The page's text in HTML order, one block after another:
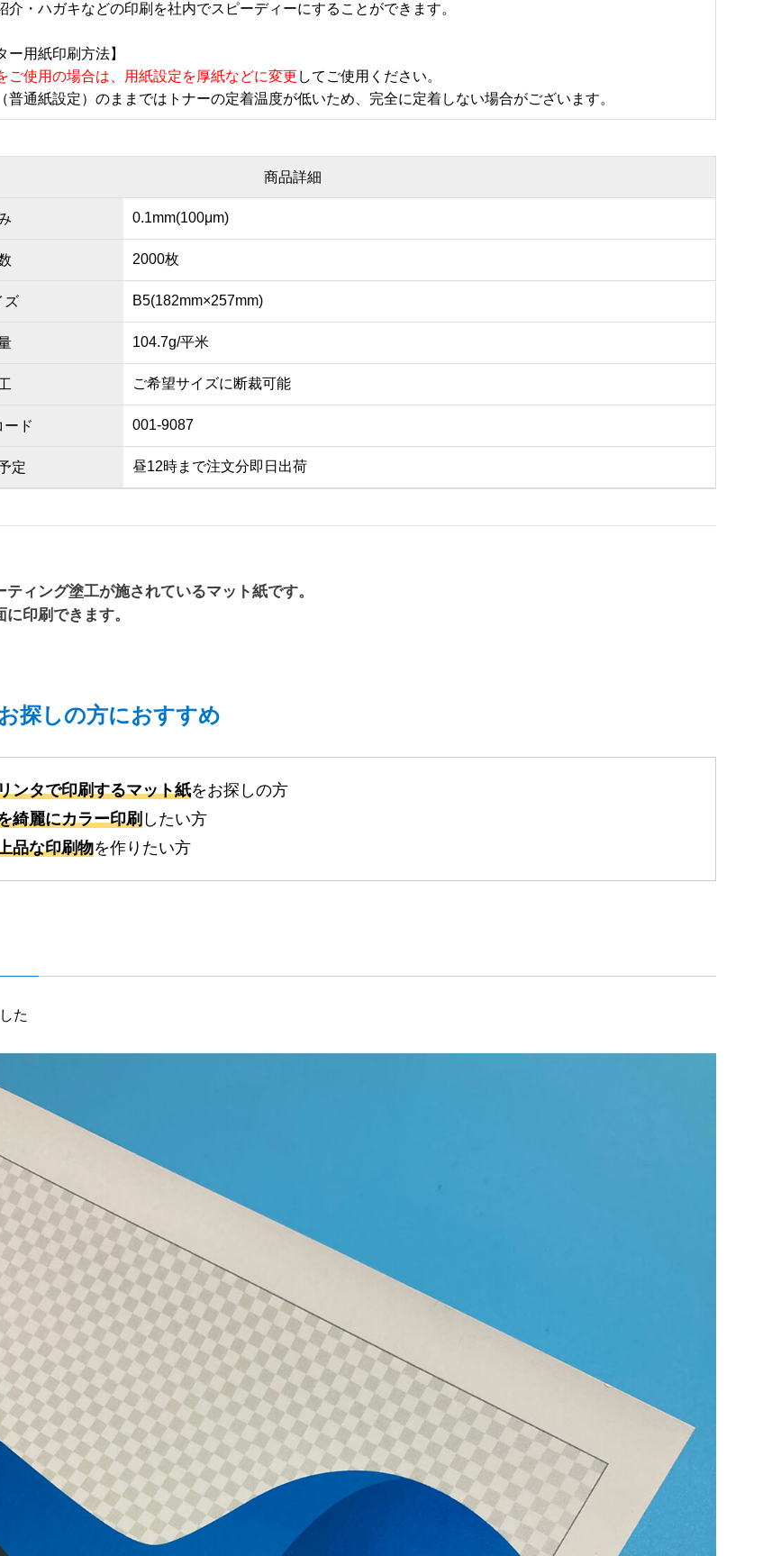
介・ハガキなどの印刷を社内でスピーディーにすることができます。
ー用紙印刷方法】
ご使用の場合は、用紙設定を厚紙などに変更 してご使用ください。
普通紙設定）のままではトナーの定着温度が低いため、完全に定着しない場合がございます。
商品詳細
0.1mm(100μm)
2000枚
ズ B5(182mm×257mm)
104.7g/平米
ご希望サイズに断裁可能
ード 001-9087
定 昼12時まで注文分即日出荷
ィング塗工が施されているマット紙です。
印刷できます。
探しの方におすすめ
ンタで印刷するマット紙をお探しの方
綺麗にカラー印刷 したい方
品な印刷物を作りたい方
た